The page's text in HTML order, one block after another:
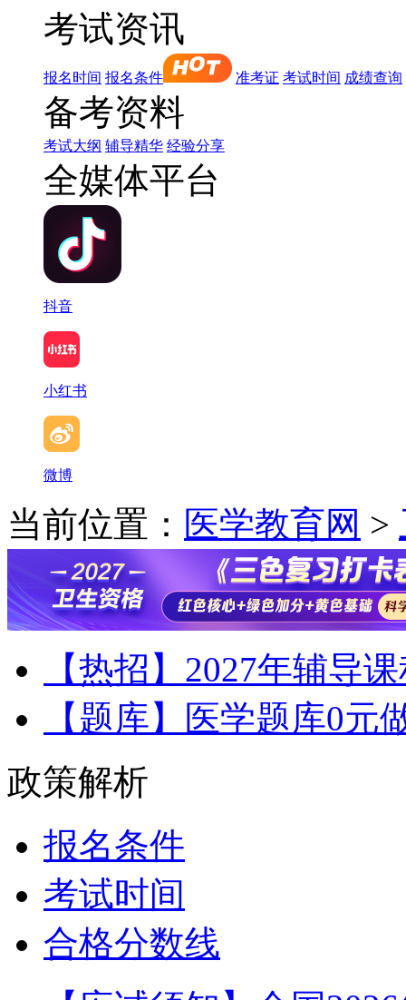
考试资讯
报名时间 报名条件 准考证 考试时间 成绩查询
备考资料
考试大纲 辅导精华 经验分享
全媒体平台
抖音
小红书
微博
当前位置： 医学教育网 >
【热招】2027年辅导
【题库】医学题库0元
政策解析
报名条件
考试时间
合格分数线